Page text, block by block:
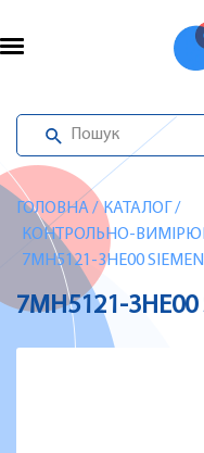
ГОЛОВНА/ КАТАЛОГ /
КОНТРОЛЬНО-
7MH5121-3HE00
7MH5121-3HE00